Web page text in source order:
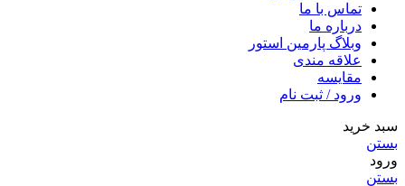
تماس با ما
درباره ما
وبلاگ پارمین استور
علاقه مندی
مقایسه
ورود / ثبت نام
سبد خرید
بستن
ورود
بستن